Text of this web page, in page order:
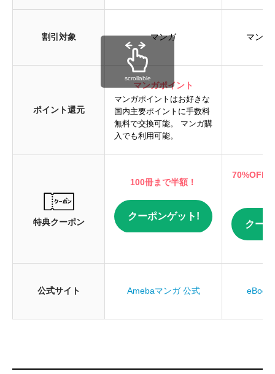
割引対象 マンガ マンガ
ポイント還元
マンガポイント
マンガポイントはお好きな
国内主要ポイントに手数料
無料で交換可能。 マンガ購
入でも利用可能。
特典クーポン
100冊まで半額！
クーポンゲット!
70%OFF
クー
公式サイト Amebaマンガ 公式
scrollable